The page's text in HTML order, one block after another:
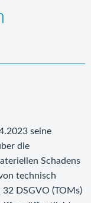
seine
die
Schadens
technisch
DSGVO (TOMs)